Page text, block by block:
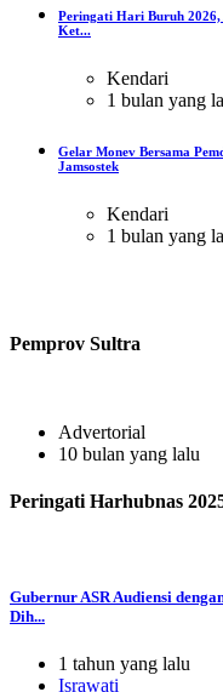
Peringati Hari Buruh 2026,
Ket...
Kendari
1 bulan yang
Gelar Monev Bersama
Jamsostek
Kendari
1 bulan yang
Pemprov Sultra
Advertorial
10 bulan yang lalu
Peringati Harhubnas
Gubernur ASR Audiensi
Dih...
1 tahun yang lalu
Israwati